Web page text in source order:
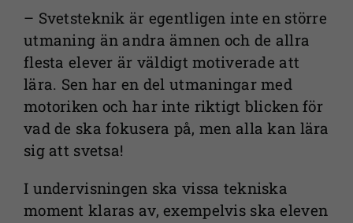
– Svetsteknik är egentligen inte en större
utmaning än andra ämnen och de allra
flesta elever är väldigt motiverade att
lära. Sen har en del utmaningar med
motoriken och har inte riktigt blicken för
vad de ska fokusera på, men alla kan lära
sig att svetsa!
I undervisningen ska vissa tekniska
moment klaras av, exempelvis ska eleven